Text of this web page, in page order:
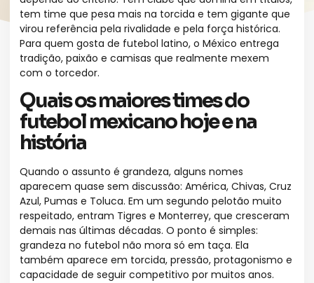
tem time que pesa mais na torcida e tem gigante que
virou referência pela rivalidade e pela força histórica.
Para quem gosta de futebol latino, o México entrega
tradição, paixão e camisas que realmente mexem
com o torcedor.
Quais os maiores times do
futebol mexicano hoje e na
história
Quando o assunto é grandeza, alguns nomes
aparecem quase sem discussão: América, Chivas, Cruz
Azul, Pumas e Toluca. Em um segundo pelotão muito
respeitado, entram Tigres e Monterrey, que cresceram
demais nas últimas décadas. O ponto é simples:
grandeza no futebol não mora só em taça. Ela
também aparece em torcida, pressão, protagonismo e
capacidade de seguir competitivo por muitos anos.